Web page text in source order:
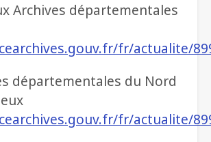
Archives départementales
fr/actualite/
départementales du Nord
fr/actualite/